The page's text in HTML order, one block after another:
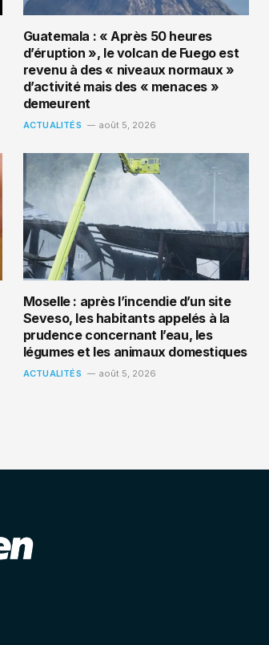
Guatemala : « Après 50 heures
d’éruption », le volcan de Fuego est
revenu à des « niveaux normaux »
d’activité mais des « menaces »
demeurent
ACTUALITÉS août 5, 2026
Moselle : après l’incendie d’un site
Seveso, les habitants appelés à la
prudence concernant l’eau, les
légumes et les animaux domestiques
ACTUALITÉS août 5, 2026